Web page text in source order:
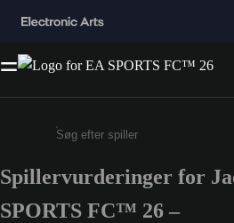
Enter a minimum of 3
Spillervurderinger for
SPORTS FC™ 26 –